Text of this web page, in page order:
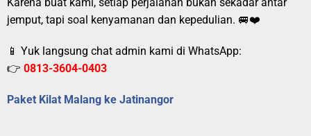
Karena buat kami, setiap perjalanan bukan sekadar antar
jemput, tapi soal kenyamanan dan kepedulian. 🚐❤️
📱 Yuk langsung chat admin kami di WhatsApp:
👉 0813-3604-0403
Paket Kilat Malang ke Jatinangor